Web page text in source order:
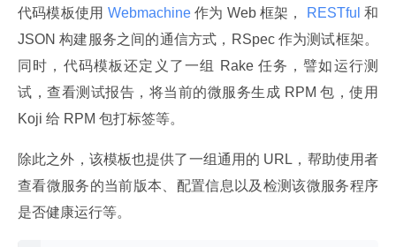
代码模板使用 Webmachine 作为 Web 框架， RESTful 和
JSON 构建服务之间的通信方式，RSpec 作为测试框架。
同时，代码模板还定义了一组 Rake 任务，譬如运行测
试，查看测试报告，将当前的微服务生成 RPM 包，使用
Koji 给 RPM 包打标签等。
除此之外，该模板也提供了一组通用的 URL，帮助使用者
查看微服务的当前版本、配置信息以及检测该微服务程序
是否健康运行等。